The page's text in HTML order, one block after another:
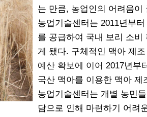
는 만큼, 농업인의 어려움
농업기술센터는 2011년부
를 공급하여 국내 보리 소
게 됐다. 구체적인 맥아 제
예산 확보에 이어 2017년부
국산 맥아를 이용한 맥아
농업기술센터는 개별 농민
담으로 인해 마련하기 어려